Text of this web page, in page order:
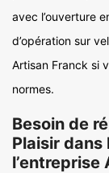
avec l’ouverture
d’opération sur
Artisan Franck si
normes.
Besoin de
Plaisir dans